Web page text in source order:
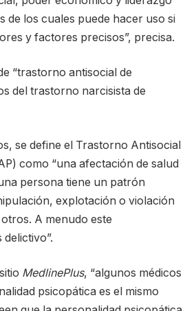
de los cuales puede hacer uso si
y factores precisos”, precisa.
“trastorno antisocial de
del trastorno narcisista de
se define el Trastorno Antisocial
como “una afectación de salud
persona tiene un patrón
explotación o violación
A menudo este
MedlinePlus, “algunos médicos
psicopática es el mismo